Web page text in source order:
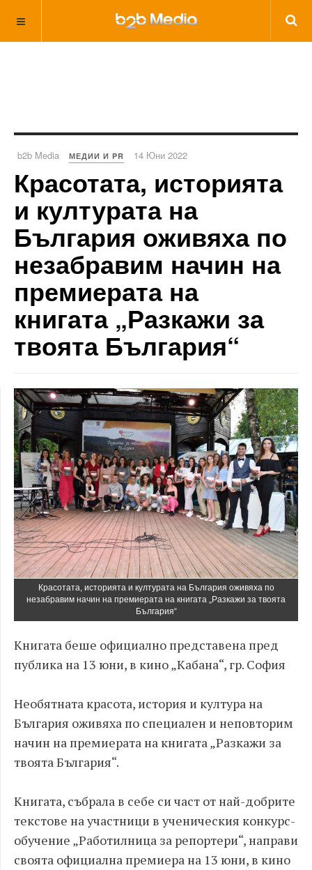
b2b Media МЕДИИ И PR 14 Юни 2022
Красотата, историята
и културата на
България оживяха по
незабравим начин на
премиерата на
книгата „Разкажи за
твоята България“
Красотата, историята и културата на България оживяха по
незабравим начин на премиерата на книгата „Разкажи за твоята
България“
Книгата беше официално представена пред
публика на 13 юни, в кино „Кабана“, гр. София
Необятната красота, история и култура на
България оживяха по специален и неповторим
начин на премиерата на книгата „Разкажи за
твоята България“.
Книгата, събрала в себе си част от най-добрите
текстове на участници в ученическия конкурс-
обучение „Работилница за репортери“, направи
своята официална премиера на 13 юни, в кино